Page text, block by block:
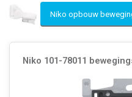
Niko opbouw
Niko 101-78011